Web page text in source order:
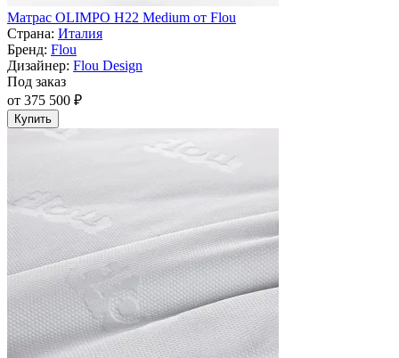
Матрас OLIMPO H22 Medium от Flou
Страна: Италия
Бренд: Flou
Дизайнер: Flou Design
Под заказ
от 375 500 ₽
Купить